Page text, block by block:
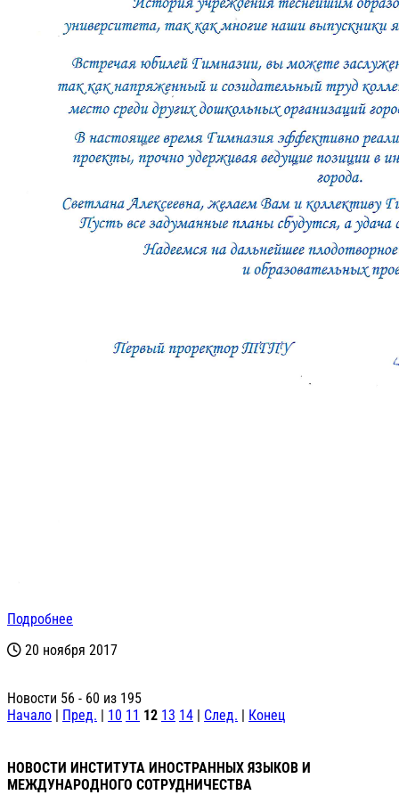
Подробнее
20 ноября 2017
Новости 56 - 60 из 195
Начало | Пред. | 10 11 12 13 14 | След. | Конец
НОВОСТИ ИНСТИТУТА ИНОСТРАННЫХ ЯЗЫКОВ И
МЕЖДУНАРОДНОГО СОТРУДНИЧЕСТВА